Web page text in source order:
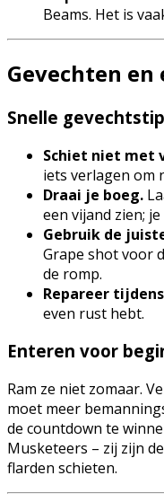
Beams. Het is
Gevechten en
Snelle
Schiet niet met
iets verlagen om
Draai je boeg.
een vijand zien;
Gebruik de
Grape shot voor
de romp.
Repareer
even rust hebt.
Enteren voor
Ram ze niet zomaar.
moet meer
de countdown te
Musketeers – zij zijn
flarden schieten.